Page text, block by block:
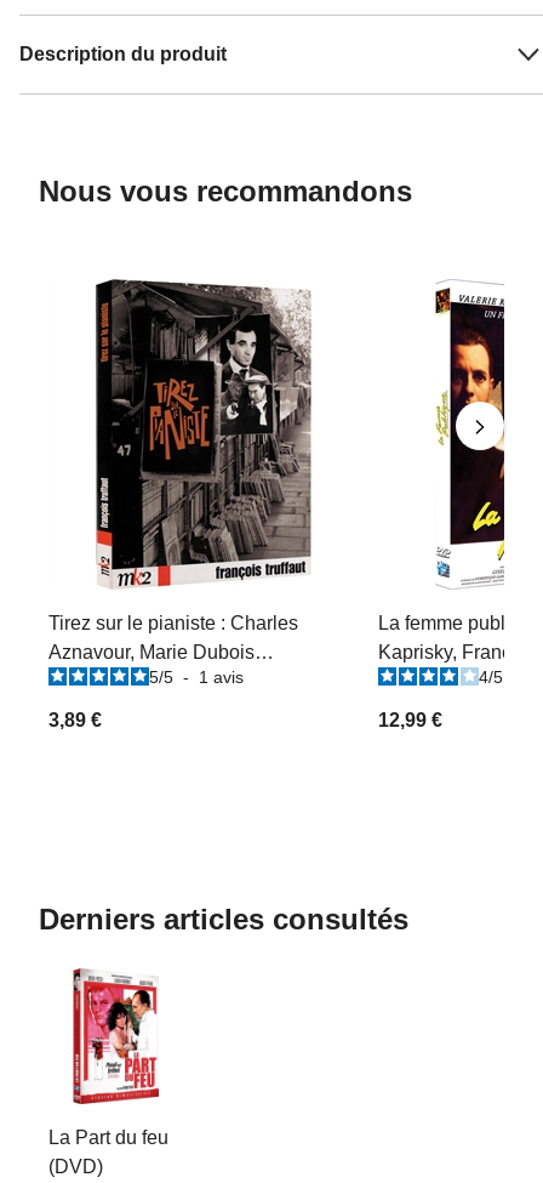
Description du produit
Nous vous recommandons
Tirez sur le pianiste : Charles
Aznavour, Marie Dubois…
5/5 - 1 avis
3,89 €
La femme
Kaprisky, Francis
4/5
12,99 €
Derniers articles consultés
La Part du feu
(DVD)